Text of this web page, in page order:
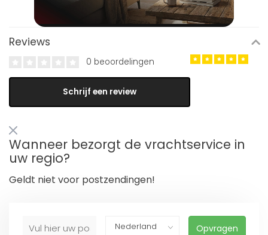
Reviews
0 beoordelingen
Schrijf een review
Wanneer bezorgt de vrachtservice in
uw regio?
Geldt niet voor postzendingen!
Opvragen